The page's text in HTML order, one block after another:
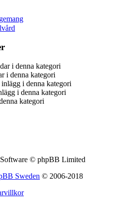
i denna kategori
i denna kategori
i denna kategori
i denna kategori
kategori
© phpBB Limited
Sweden © 2006-2018